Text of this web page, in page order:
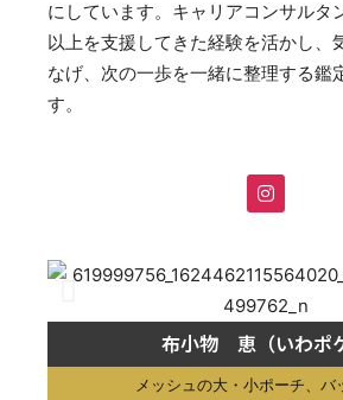
にしています。キャリアコンサルタ
以上を支援してきた経験を活かし、
なげ、次の一歩を一緒に整理する鑑
す。
布小物 恵（いわポ
メッシュの大・小ポーチ、バ